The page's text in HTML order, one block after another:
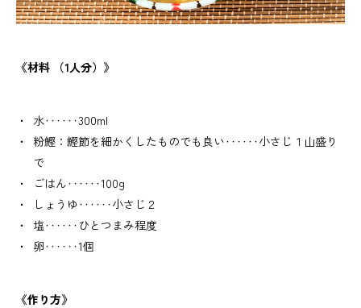
《材料 （1人分）》
水‥‥‥300ml
粉鰹：鰹節を細かくしたものでも良い‥‥‥小さじ１山盛り
で
ごはん‥‥‥100g
しょうゆ‥‥‥小さじ２
塩‥‥‥ひとつまみ程度
卵‥‥‥1個
《作り方》